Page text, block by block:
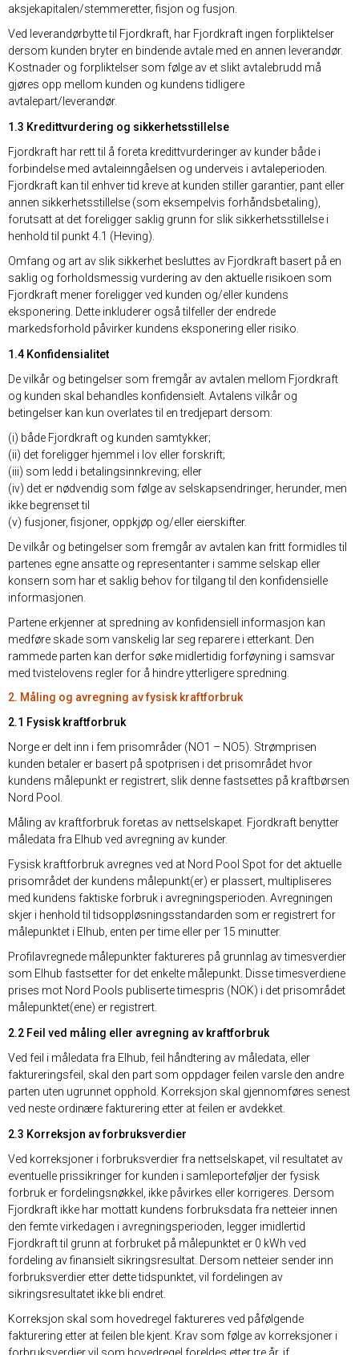
aksjekapitalen/stemmeretter, fisjon og fusjon.
Ved leverandørbytte til Fjordkraft, har Fjordkraft ingen forpliktelser
dersom kunden bryter en bindende avtale med en annen leverandør.
Kostnader og forpliktelser som følge av et slikt avtalebrudd må
gjøres opp mellom kunden og kundens tidligere
avtalepart/leverandør.
1.3 Kredittvurdering og sikkerhetsstillelse
Fjordkraft har rett til å foreta kredittvurderinger av kunder både i
forbindelse med avtaleinngåelsen og underveis i avtaleperioden.
Fjordkraft kan til enhver tid kreve at kunden stiller garantier, pant eller
annen sikkerhetsstillelse (som eksempelvis forhåndsbetaling),
forutsatt at det foreligger saklig grunn for slik sikkerhetsstillelse i
henhold til punkt 4.1 (Heving).
Omfang og art av slik sikkerhet besluttes av Fjordkraft basert på en
saklig og forholdsmessig vurdering av den aktuelle risikoen som
Fjordkraft mener foreligger ved kunden og/eller kundens
eksponering. Dette inkluderer også tilfeller der endrede
markedsforhold påvirker kundens eksponering eller risiko.
1.4 Konfidensialitet
De vilkår og betingelser som fremgår av avtalen mellom Fjordkraft
og kunden skal behandles konfidensielt. Avtalens vilkår og
betingelser kan kun overlates til en tredjepart dersom:
(i) både Fjordkraft og kunden samtykker;
(ii) det foreligger hjemmel i lov eller forskrift;
(iii) som ledd i betalingsinnkreving; eller
(iv) det er nødvendig som følge av selskapsendringer, herunder, men
ikke begrenset til
(v) fusjoner, fisjoner, oppkjøp og/eller eierskifter.
De vilkår og betingelser som fremgår av avtalen kan fritt formidles til
partenes egne ansatte og representanter i samme selskap eller
konsern som har et saklig behov for tilgang til den konfidensielle
informasjonen.
Partene erkjenner at spredning av konfidensiell informasjon kan
medføre skade som vanskelig lar seg reparere i etterkant. Den
rammede parten kan derfor søke midlertidig forføyning i samsvar
med tvistelovens regler for å hindre ytterligere spredning.
2. Måling og avregning av fysisk kraftforbruk
2.1 Fysisk kraftforbruk
Norge er delt inn i fem prisområder (NO1 – NO5). Strømprisen
kunden betaler er basert på spotprisen i det prisområdet hvor
kundens målepunkt er registrert, slik denne fastsettes på kraftbørsen
Nord Pool.
Måling av kraftforbruk foretas av nettselskapet. Fjordkraft benytter
måledata fra Elhub ved avregning av kunder.
Fysisk kraftforbruk avregnes ved at Nord Pool Spot for det aktuelle
prisområdet der kundens målepunkt(er) er plassert, multipliseres
med kundens faktiske forbruk i avregningsperioden. Avregningen
skjer i henhold til tidsoppløsningsstandarden som er registrert for
målepunktet i Elhub, enten per time eller per 15 minutter.
Profilavregnede målepunkter faktureres på grunnlag av timesverdier
som Elhub fastsetter for det enkelte målepunkt. Disse timesverdiene
prises mot Nord Pools publiserte timespris (NOK) i det prisområdet
målepunktet(ene) er registrert.
2.2 Feil ved måling eller avregning av kraftforbruk
Ved feil i måledata fra Elhub, feil håndtering av måledata, eller
faktureringsfeil, skal den part som oppdager feilen varsle den andre
parten uten ugrunnet opphold. Korreksjon skal gjennomføres senest
ved neste ordinære fakturering etter at feilen er avdekket.
2.3 Korreksjon av forbruksverdier
Ved korreksjoner i forbruksverdier fra nettselskapet, vil resultatet av
eventuelle prissikringer for kunden i samleporteføljer der fysisk
forbruk er fordelingsnøkkel, ikke påvirkes eller korrigeres. Dersom
Fjordkraft ikke har mottatt kundens forbruksdata fra netteier innen
den femte virkedagen i avregningsperioden, legger imidlertid
Fjordkraft til grunn at forbruket på målepunktet er 0 kWh ved
fordeling av finansielt sikringsresultat. Dersom netteier sender inn
forbruksverdier etter dette tidspunktet, vil fordelingen av
sikringsresultatet ikke bli endret.
Korreksjon skal som hovedregel faktureres ved påfølgende
fakturering etter at feilen ble kjent. Krav som følge av korreksjoner i